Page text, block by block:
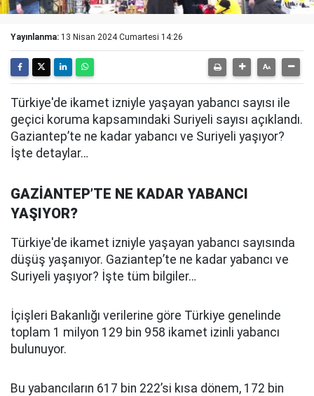
Yayınlanma: 13 Nisan 2024 Cumartesi 14:26
Türkiye'de ikamet izniyle yaşayan yabancı sayısı ile
geçici koruma kapsamındaki Suriyeli sayısı açıklandı.
Gaziantep’te ne kadar yabancı ve Suriyeli yaşıyor?
İşte detaylar…
GAZİANTEP’TE NE KADAR YABANCI
YAŞIYOR?
Türkiye'de ikamet izniyle yaşayan yabancı sayısında
düşüş yaşanıyor. Gaziantep’te ne kadar yabancı ve
Suriyeli yaşıyor? İşte tüm bilgiler…
İçişleri Bakanlığı verilerine göre Türkiye genelinde
toplam 1 milyon 129 bin 958 ikamet izinli yabancı
bulunuyor.
Bu yabancıların 617 bin 222’si kısa dönem, 172 bin